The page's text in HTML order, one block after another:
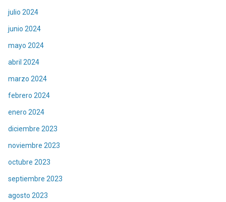
julio 2024
junio 2024
mayo 2024
abril 2024
marzo 2024
febrero 2024
enero 2024
diciembre 2023
noviembre 2023
octubre 2023
septiembre 2023
agosto 2023